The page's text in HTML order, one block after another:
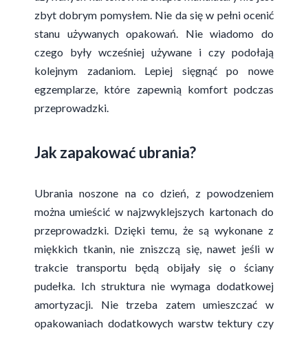
zbyt dobrym pomysłem. Nie da się w pełni ocenić
stanu używanych opakowań. Nie wiadomo do
czego były wcześniej używane i czy podołają
kolejnym zadaniom. Lepiej sięgnąć po nowe
egzemplarze, które zapewnią komfort podczas
przeprowadzki.
Jak zapakować ubrania?
Ubrania noszone na co dzień, z powodzeniem
można umieścić w najzwyklejszych kartonach do
przeprowadzki. Dzięki temu, że są wykonane z
miękkich tkanin, nie zniszczą się, nawet jeśli w
trakcie transportu będą obijały się o ściany
pudełka. Ich struktura nie wymaga dodatkowej
amortyzacji. Nie trzeba zatem umieszczać w
opakowaniach dodatkowych warstw tektury czy